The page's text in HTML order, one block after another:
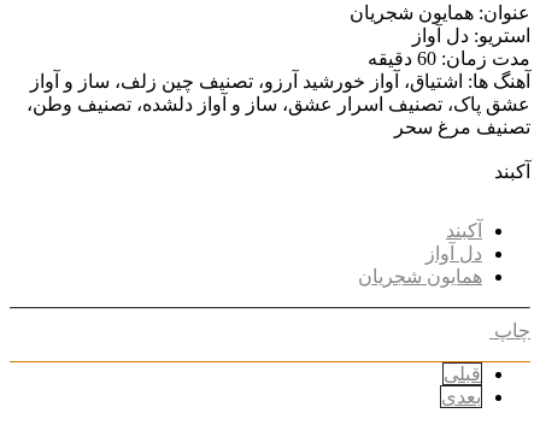
عنوان: همایون شجریان
استریو: دل آواز
مدت زمان: 60 دقیقه
آهنگ ها: اشتیاق، آواز خورشید آرزو، تصنیف چین زلف، ساز و آواز
عشق پاک، تصنیف اسرار عشق، ساز و آواز دلشده، تصنیف وطن،
تصنیف مرغ سحر
آکبند
آکبند
دل آواز
همایون شجریان
چاپ
قبلی
بعدی